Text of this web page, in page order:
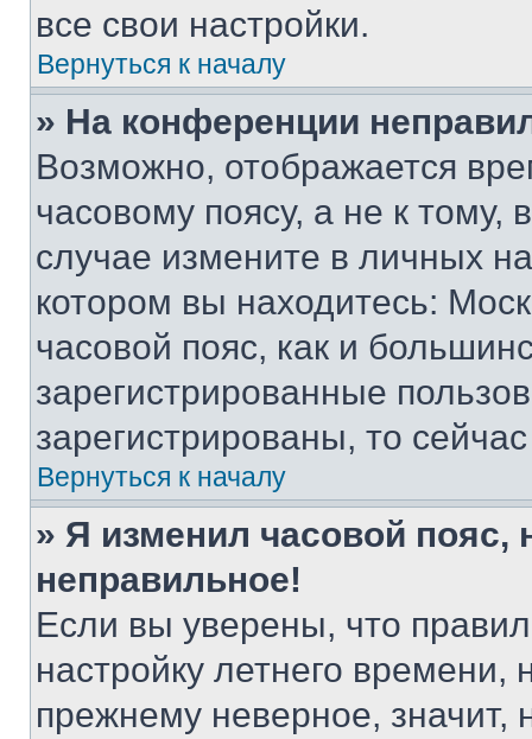
все свои настройки.
Вернуться к началу
» На конференции
Возможно, отображается
часовому поясу, а не к тому,
случае измените в личных
котором вы находитесь:
часовой пояс, как и
зарегистрированные
зарегистрированы, то
Вернуться к началу
» Я изменил часовой пояс,
неправильное!
Если вы уверены, что
настройку летнего
прежнему неверное, значит,